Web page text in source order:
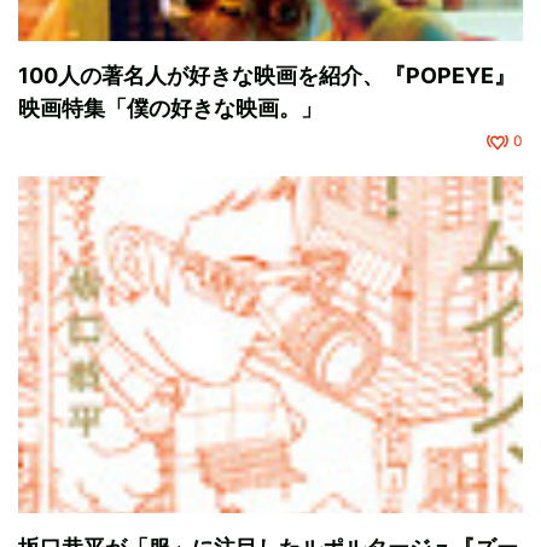
100人の著名人が好きな映画を紹介、『POPEYE』
映画特集「僕の好きな映画。」
0